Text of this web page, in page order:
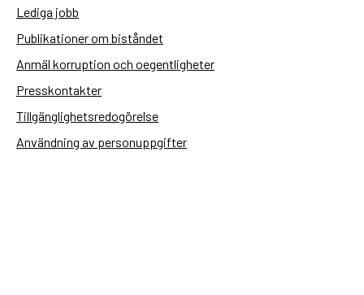
Lediga jobb
Publikationer om biståndet
Anmäl korruption och oegentligheter
Presskontakter
Tillgänglighetsredogörelse
Användning av personuppgifter